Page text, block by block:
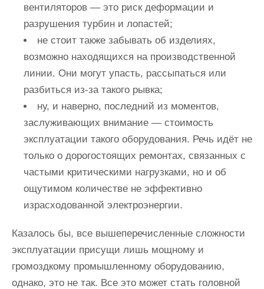
вентиляторов — это риск деформации и
разрушения турбин и лопастей;
не стоит также забывать об изделиях,
возможно находящихся на производственной
линии. Они могут упасть, рассыпаться или
разбиться из-за такого рывка;
ну, и наверно, последний из моментов,
заслуживающих внимание — стоимость
эксплуатации такого оборудования. Речь идёт не
только о дорогостоящих ремонтах, связанных с
частыми критическими нагрузками, но и об
ощутимом количестве не эффективно
израсходованной электроэнергии.
Казалось бы, все вышеперечисленные сложности
эксплуатации присущи лишь мощному и
громоздкому промышленному оборудованию,
однако, это не так. Все это может стать головной